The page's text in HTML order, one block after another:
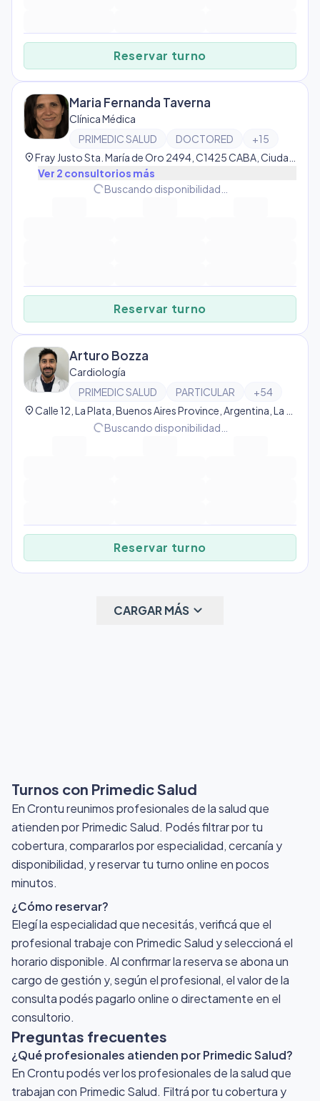
Reservar turno
Maria Fernanda Taverna
Clínica Médica
PRIMEDIC SALUD
DOCTORED +15
location_on
Ver 2 consultorios más
progress_activityBuscando disponibilidad…
Reservar turno
Arturo Bozza
Cardiología
PRIMEDIC SALUD
PARTICULAR +54
location_on
progress_activityBuscando disponibilidad…
Reservar turno
CARGAR MÁS keyboard_arrow_down
Turnos con Primedic Salud
En Crontu reunimos profesionales de la salud que
atienden por Primedic Salud. Podés filtrar por tu
cobertura, compararlos por especialidad, cercanía y
disponibilidad, y reservar tu turno online en pocos
minutos.
¿Cómo reservar?
Elegí la especialidad que necesitás, verificá que el
profesional trabaje con Primedic Salud y seleccioná el
horario disponible. Al confirmar la reserva se abona un
cargo de gestión y, según el profesional, el valor de la
consulta podés pagarlo online o directamente en el
consultorio.
Preguntas frecuentes
¿Qué profesionales atienden por Primedic Salud?
En Crontu podés ver los profesionales de la salud que
trabajan con Primedic Salud. Filtrá por tu cobertura y